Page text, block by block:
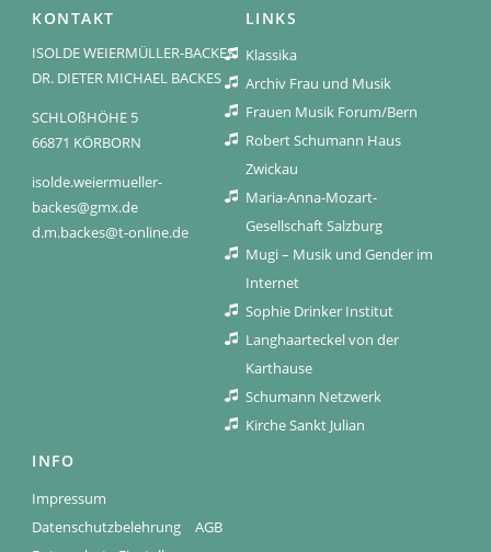
KONTAKT
ISOLDE WEIERMÜLLER-BACKES
DR. DIETER MICHAEL BACKES
SCHLOßHÖHE 5
66871 KÖRBORN
isolde.weiermueller-
backes@gmx.de
d.m.backes@t-online.de
LINKS
Klassika
Archiv Frau und Musik
Frauen Musik Forum/Bern
Robert Schumann Haus
Zwickau
Maria-Anna-Mozart-
Gesellschaft Salzburg
Mugi – Musik und Gender im
Internet
Sophie Drinker Institut
Langhaarteckel von der
Karthause
Schumann Netzwerk
Kirche Sankt Julian
INFO
Impressum
Datenschutzbelehrung
AGB